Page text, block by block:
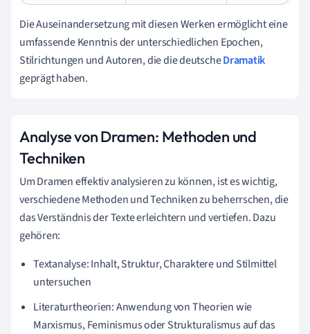
Die Auseinandersetzung mit diesen Werken ermöglicht eine
umfassende Kenntnis der unterschiedlichen Epochen,
Stilrichtungen und Autoren, die die deutscheDramatik
geprägt haben.
Analyse von Dramen: Methoden und
Techniken
Um Dramen effektiv analysieren zu können, ist es wichtig,
verschiedene Methoden und Techniken zu beherrschen, die
das Verständnis der Texte erleichtern und vertiefen. Dazu
gehören:
Textanalyse: Inhalt, Struktur, Charaktere und Stilmittel
untersuchen
Literaturtheorien: Anwendung von Theorien wie
Marxismus, Feminismus oder Strukturalismus auf das